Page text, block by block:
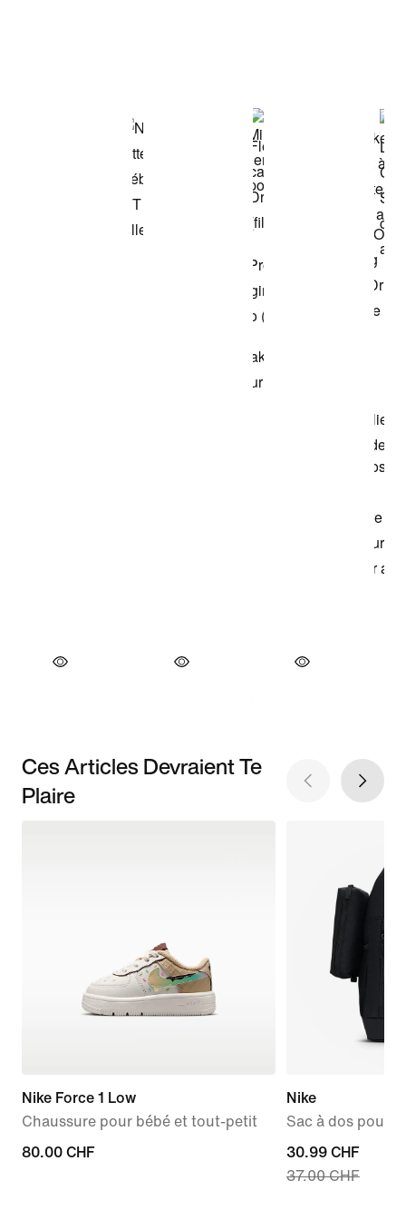
Ces Articles Devraient Te
Plaire
Nike Force 1 Low
Chaussure pour bébé et tout-petit
80.00 CHF
80.00 CHF
Nike
Sac à dos pour
current
price
30.99 CHF
37.00 CHF